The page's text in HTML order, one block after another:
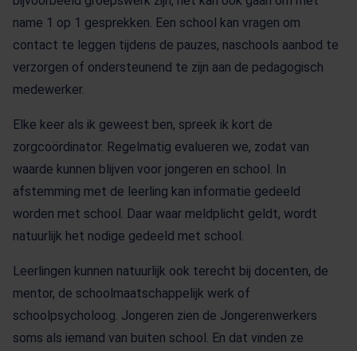
name 1 op 1 gesprekken. Een school kan vragen om
contact te leggen tijdens de pauzes, naschools aanbod te
verzorgen of ondersteunend te zijn aan de pedagogisch
medewerker.
Elke keer als ik geweest ben, spreek ik kort de
zorgcoördinator. Regelmatig evalueren we, zodat van
waarde kunnen blijven voor jongeren en school. In
afstemming met de leerling kan informatie gedeeld
worden met school. Daar waar meldplicht geldt, wordt
natuurlijk het nodige gedeeld met school.
Leerlingen kunnen natuurlijk ook terecht bij docenten, de
mentor, de schoolmaatschappelijk werk of
schoolpsycholoog. Jongeren zien de Jongerenwerkers
soms als iemand van buiten school. En dat vinden ze